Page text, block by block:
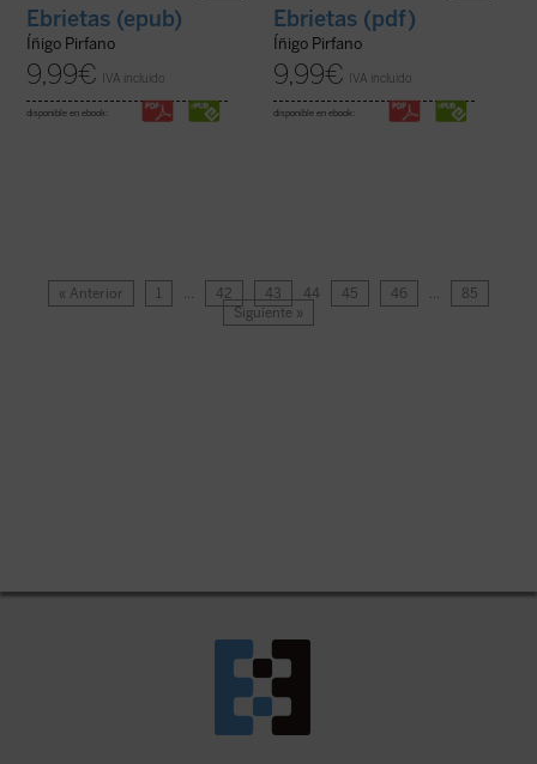
Ebrietas (epub)
Íñigo Pirfano
9,99€ IVA incluido
disponible en ebook:
Ebrietas (pdf)
Íñigo Pirfano
9,99€ IVA incluido
disponible en ebook:
« Anterior 1 … 42 43 44 45 46 …
85
Siguiente »